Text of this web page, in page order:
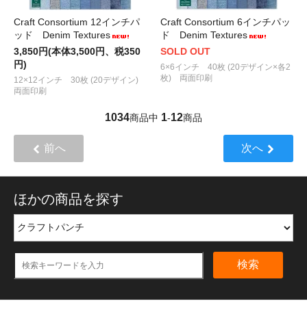
Craft Consortium 12インチパ
ッド Denim Textures
3,850円(本体3,500円、税350
円)
12×12インチ 30枚 (20デザイン)
両面印刷
Craft Consortium 6インチパッ
ド Denim Textures
SOLD OUT
6×6インチ 40枚 (20デザイン×各2
枚) 両面印刷
1034商品中 1-12商品
前へ 次へ
ほかの商品を探す
検索